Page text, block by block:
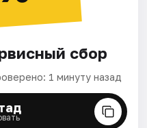
сбор
1 минуту назад